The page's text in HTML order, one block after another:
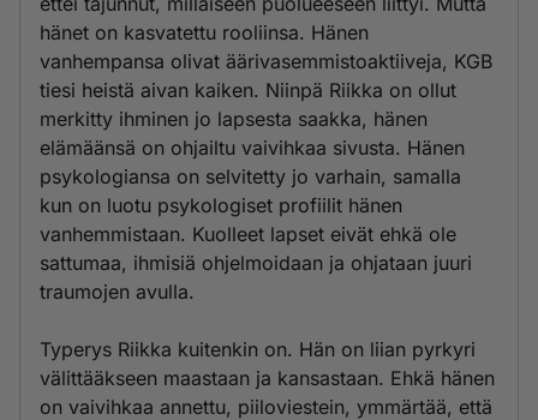
hänet on kasvatettu rooliinsa. Hänen
vanhempansa olivat äärivasemmistoaktiiveja, KGB
tiesi heistä aivan kaiken. Niinpä Riikka on ollut
merkitty ihminen jo lapsesta saakka, hänen
elämäänsä on ohjailtu vaivihkaa sivusta. Hänen
psykologiansa on selvitetty jo varhain, samalla
kun on luotu psykologiset profiilit hänen
vanhemmistaan. Kuolleet lapset eivät ehkä ole
sattumaa, ihmisiä ohjelmoidaan ja ohjataan juuri
traumojen avulla.
Typerys Riikka kuitenkin on. Hän on liian pyrkyri
välittääkseen maastaan ja kansastaan. Ehkä hänen
on vaivihkaa annettu, piiloviestein, ymmärtää, että